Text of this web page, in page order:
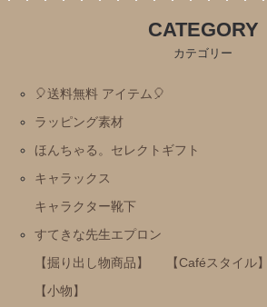
【FILA(スポーツライフスタイルブ
雑貨
刺繡ペンポーチ
ブロックカレンダー
おかおきんちゃく
Baby Set (ビブとソックスのパッケー
リラックマエプロン（みんなでまんぷ
CATEGORY
カテゴリー
🎈送料無料 アイテム🎈
ラッピング素材
ほんちゃる。セレクトギフト
キャラックス
キャラクター靴下
すてきな先生エプロン
【掘り出し物商品】
【Caféスタイル】
【小物】